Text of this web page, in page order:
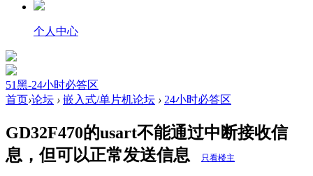
个人中心
51黑-24小时必答区
首页›论坛 › 嵌入式/单片机论坛 › 24小时必答区
GD32F470的usart不能通过中断接收信
息，但可以正常发送信息
只看楼主